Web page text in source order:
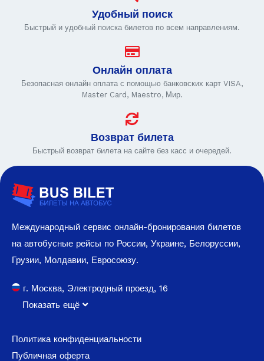
Удобный поиск
Быстрый и удобный поиска билетов по всем направлениям.
Онлайн оплата
Безопасная онлайн оплата с помощью банковских карт VISA,
Master Card, Maestro, Мир.
Возврат билета
Быстрый возврат билета на сайте без касс и очередей.
Международный сервис онлайн-бронирования билетов
на автобусные рейсы по России, Украине, Белоруссии,
Грузии, Молдавии, Евросоюзу.
г. Москва, Электродный проезд, 16
Показать ещё
Политика конфиденциальности
Публичная оферта